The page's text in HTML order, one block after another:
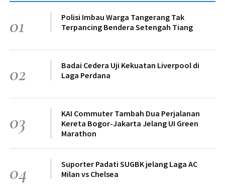
01
Polisi Imbau Warga Tangerang Tak
Terpancing Bendera Setengah Tiang
02
Badai Cedera Uji Kekuatan Liverpool di
Laga Perdana
03
KAI Commuter Tambah Dua Perjalanan
Kereta Bogor-Jakarta Jelang UI Green
Marathon
04
Suporter Padati SUGBK jelang Laga AC
Milan vs Chelsea